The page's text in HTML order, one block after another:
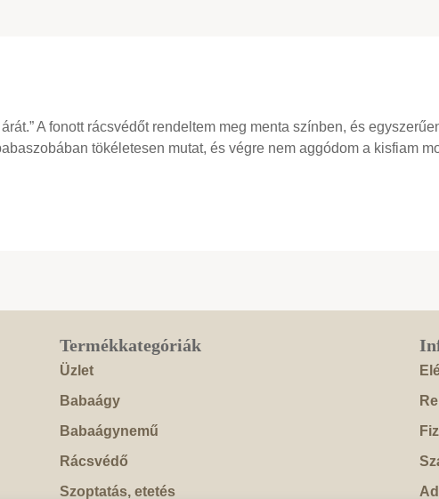
A fonott rácsvédőt rendeltem meg menta színben, és
tökéletesen mutat, és végre nem aggódom a kisfiam
Termékkategóriák
Üzlet
Babaágy
Babaágynemű
Rácsvédő
Szoptatás, etetés